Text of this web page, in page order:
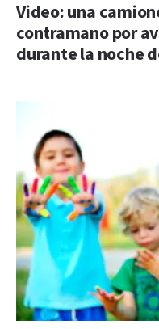
Video: una
contramano por
durante la noche